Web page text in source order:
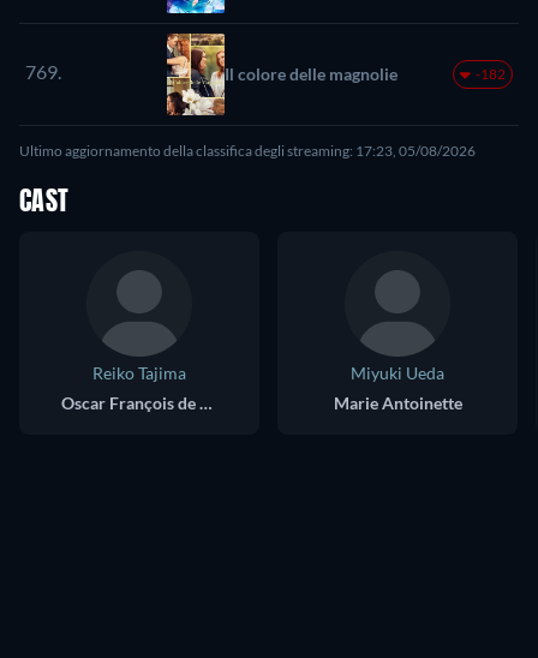
769. Il colore delle magnolie -182
Ultimo aggiornamento della classifica degli streaming: 17:23, 05/08/2026
CAST
Reiko Tajima
Oscar François de Jarjeyes
Miyuki Ueda
Marie Antoinette